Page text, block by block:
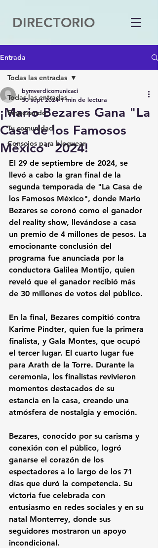
DIRECTORIO
Entrada
Todas las entradas
Empezando
Tu comunidad
Consejos para bloguear
Todas las entradas
¡Mario Bezares Gana "La
Casa de los Famosos
México" 2024!
bymverdicomunicaci
30 sept 2024 1 min de lectura
El 29 de septiembre de 2024, se
llevó a cabo la gran final de la
segunda temporada de "La Casa de
los Famosos México", donde Mario
Bezares se coronó como el ganador
del reality show, llevándose a casa
un premio de 4 millones de pesos. La
emocionante conclusión del
programa fue anunciada por la
conductora Galilea Montijo, quien
reveló que el ganador recibió más
de 30 millones de votos del público.
En la final, Bezares compitió contra
Karime Pindter, quien fue la primera
finalista, y Gala Montes, que ocupó
el tercer lugar. El cuarto lugar fue
para Arath de la Torre. Durante la
ceremonia, los finalistas revivieron
momentos destacados de su
estancia en la casa, creando una
atmósfera de nostalgia y emoción.
Bezares, conocido por su carisma y
conexión con el público, logró
ganarse el corazón de los
espectadores a lo largo de los 71
días que duró la competencia. Su
victoria fue celebrada con
entusiasmo en redes sociales y en su
natal Monterrey, donde sus
seguidores mostraron un apoyo
incondicional.